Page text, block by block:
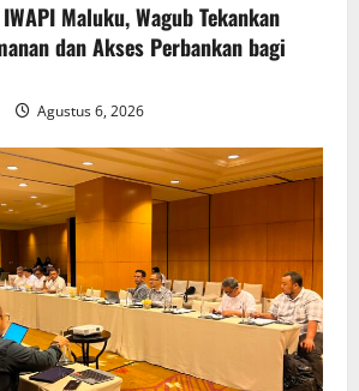
Maluku, Wagub Tekankan
dan Akses Perbankan bagi
Agustus 6, 2026